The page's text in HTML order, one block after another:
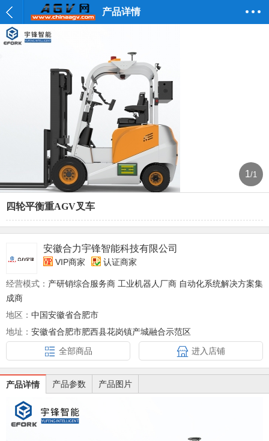
产品详情
1/1
四轮平衡重AGV叉车
安徽合力宇锋智能科技有限公司
VIP商家 认证商家
经营模式： 产研销综合服务商 工业机器人厂商 自动化系统解决方案集
成商
地区： 中国安徽省合肥市
地址： 安徽省合肥市肥西县花岗镇产城融合示范区
全部商品
进入店铺
产品详情 产品参数 产品图片